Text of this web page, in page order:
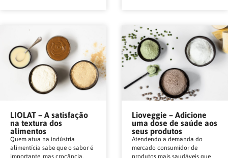
LIOLAT – A satisfação
na textura dos
alimentos
Quem atua na indústria
alimentícia sabe que o sabor é
importante, mas crocância,
Lioveggie – Adicione
uma dose de saúde aos
seus produtos
Atendendo a demanda do
mercado consumidor de
produtos mais saudáveis que